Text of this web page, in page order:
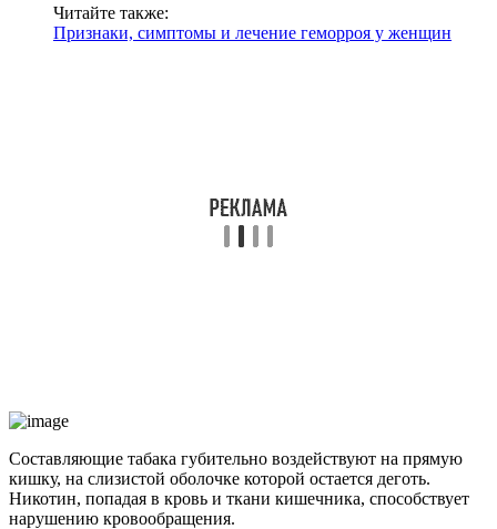
Читайте также:
Признаки, симптомы и лечение геморроя у женщин
Составляющие табака губительно воздействуют на прямую
кишку, на слизистой оболочке которой остается деготь.
Никотин, попадая в кровь и ткани кишечника, способствует
нарушению кровообращения.